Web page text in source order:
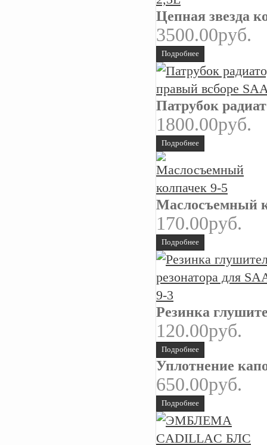
Цепная звезда
3500.00руб.
Подробнее
Патрубок
1800.00руб.
Подробнее
Маслосъемный
170.00руб.
Подробнее
Резинка
120.00руб.
Подробнее
Уплотнение
650.00руб.
Подробнее